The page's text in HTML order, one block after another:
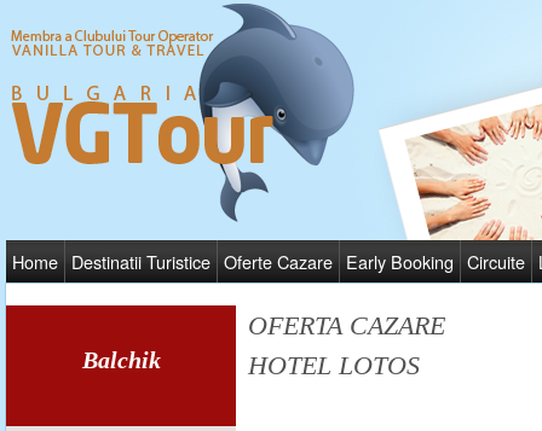
Home Destinatii Turistice Oferte Cazare Early Booking Circuite
Balchik
OFERTA CAZARE
HOTEL LOTOS